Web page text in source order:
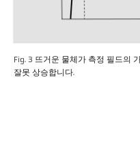
Fig. 3 뜨거운 물체가 측정 필드의
잘못 상승합니다.